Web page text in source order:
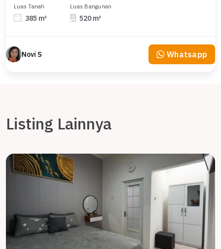
Luas Tanah
385 m²
Luas Bangunan
520 m²
Novi S Whatsapp
Listing Lainnya